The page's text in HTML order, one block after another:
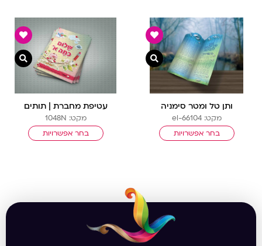
ותן טל ומטר סימניה
מקט: el-66104
בחר אפשרויות
עטיפת מחברת | תותים
מקט: 1048N
בחר אפשרויות